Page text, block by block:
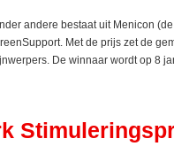
andere bestaat uit Menicon
Met de prijs zet de
De winnaar wordt op 8